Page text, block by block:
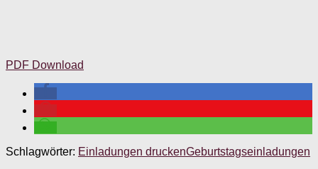
PDF Download
Schlagwörter: Einladungen druckenGeburtstagseinladungen